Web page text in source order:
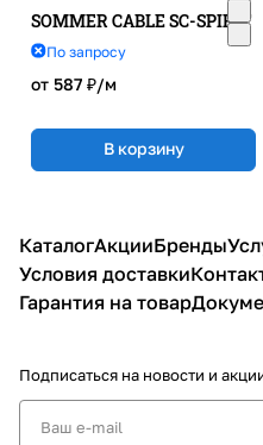
SOMMER CABLE SC-SPIRIT
По запросу
от 587 ₽/м
В корзину
КаталогАкцииБренды
Условия доставки
Гарантия на товар
Подписаться на новости и